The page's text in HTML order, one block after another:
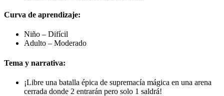
Curva de aprendizaje:
Niño – Difícil
Adulto – Moderado
Tema y narrativa:
¡Libre una batalla épica de supremacía mágica en una arena
cerrada donde 2 entrarán pero solo 1 saldrá!